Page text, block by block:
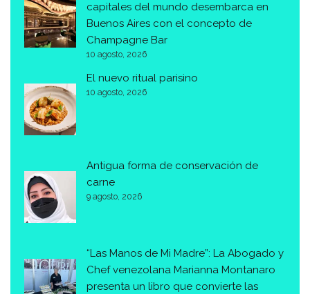
capitales del mundo desembarca en
Buenos Aires con el concepto de
Champagne Bar
10 agosto, 2026
El nuevo ritual parisino
10 agosto, 2026
Antigua forma de conservación de
carne
9 agosto, 2026
“Las Manos de Mi Madre”: La Abogado y
Chef venezolana Marianna Montanaro
presenta un libro que convierte las